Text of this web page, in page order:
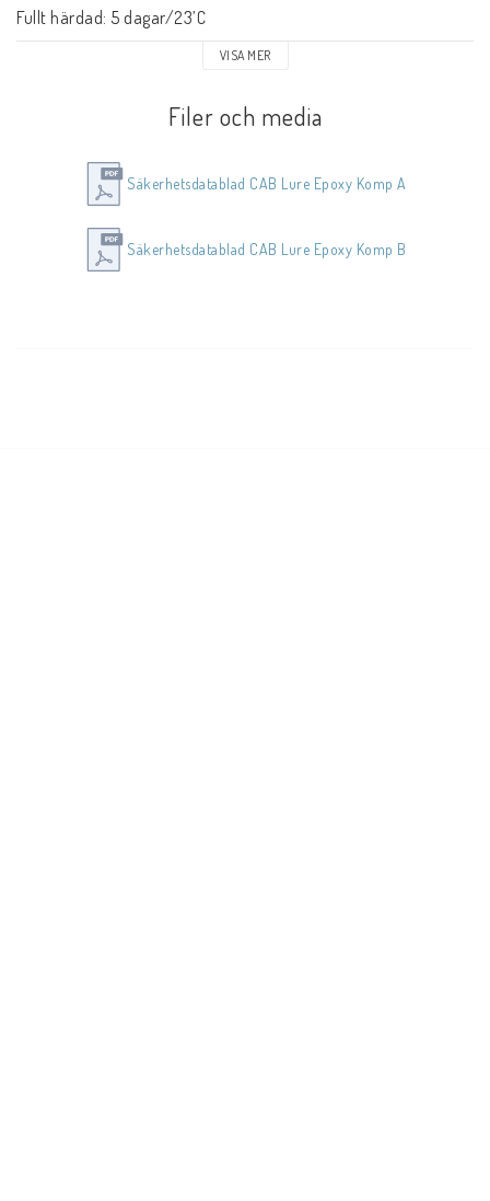
Fullt härdad: 5 dagar/23’C
rekommenderas roterande torkning.
Använd skyddshandskar, skyddskläder, ögonskydd, ansiktskydd
och andningsskydd. Tillse god ventilation.
Övrig information se säkerhetsdatabladet samt bilderna på
VISA MER
Filer och media
Säkerhetsdatablad CAB Lure Epoxy Komp A
Säkerhetsdatablad CAB Lure Epoxy Komp B